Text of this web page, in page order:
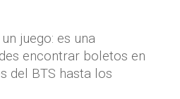
juego: es una
encontrar boletos en
del BTS hasta los